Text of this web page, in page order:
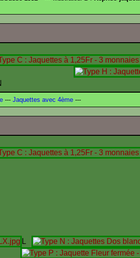
--- Jaquettes avec 4ème ---
L